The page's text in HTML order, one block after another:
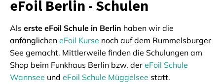
eFoil Berlin - Schulen
Als erste eFoil Schule in Berlin haben wir die
anfänglichen eFoil Kurse noch auf dem Rummelsburger
See gemacht. Mittlerweile finden die Schulungen am
Shop beim Funkhaus Berlin bzw. der eFoil Schule
Wannsee und eFoil Schule Müggelsee statt.